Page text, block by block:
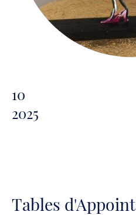
10
2025
Tables d'Appoint